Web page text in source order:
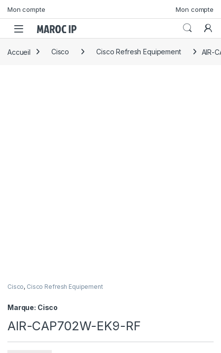
Mon compte Mon compte
Accueil Cisco Cisco Refresh Equipement AIR-
Cisco, Cisco Refresh Equipement
Marque: Cisco
AIR-CAP702W-EK9-RF